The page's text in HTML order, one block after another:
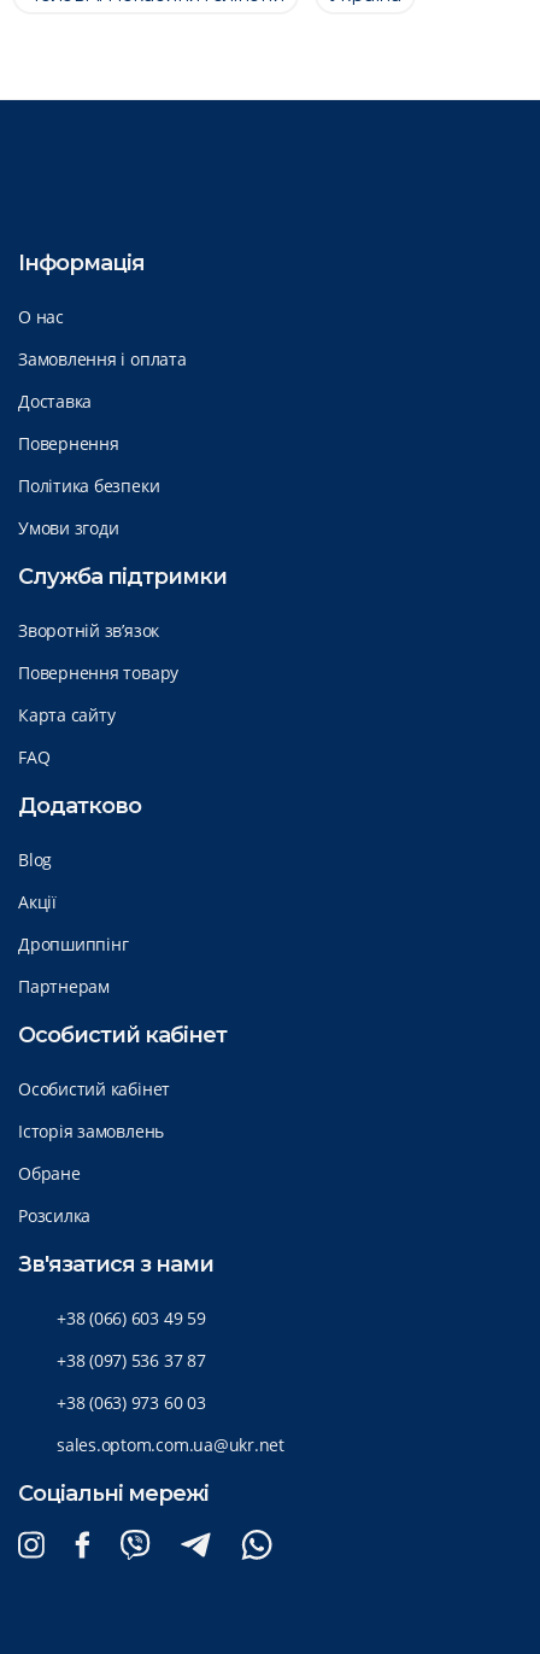
Інформація
О нас
Замовлення і оплата
Доставка
Повернення
Політика безпеки
Умови згоди
Служба підтримки
Зворотній зв’язок
Повернення товару
Карта сайту
FAQ
Додатково
Blog
Акції
Дропшиппінг
Партнерам
Особистий кабінет
Особистий кабінет
Історія замовлень
Обране
Розсилка
Зв'язатися з нами
+38 (066) 603 49 59
+38 (097) 536 37 87
+38 (063) 973 60 03
sales.optom.com.ua@ukr.net
Соціальні мережі